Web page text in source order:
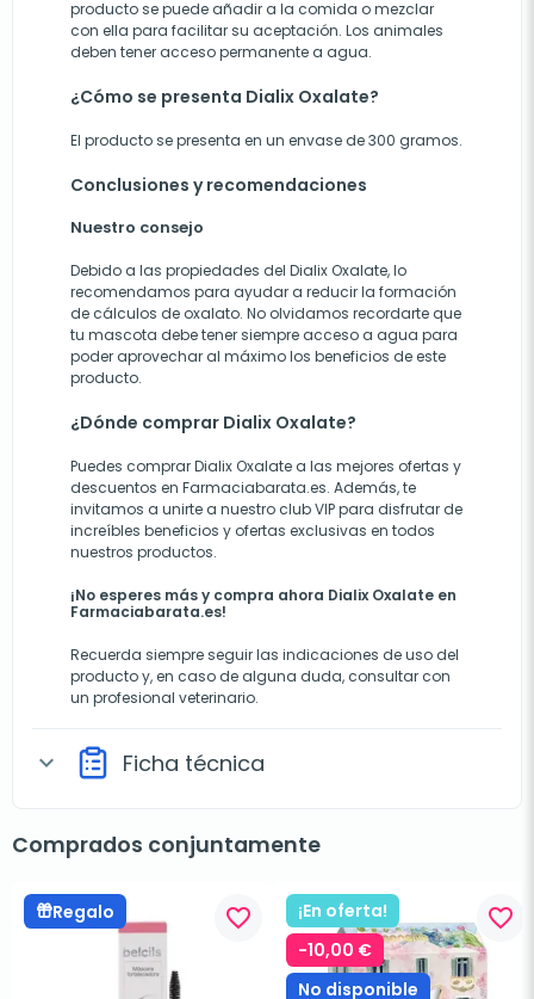
producto se puede añadir a la comida o mezclar
con ella para facilitar su aceptación. Los animales
deben tener acceso permanente a agua.
¿Cómo se presenta Dialix Oxalate?
El producto se presenta en un envase de 300 gramos.
Conclusiones y recomendaciones
Nuestro consejo
Debido a las propiedades del Dialix Oxalate, lo
recomendamos para ayudar a reducir la formación
de cálculos de oxalato. No olvidamos recordarte que
tu mascota debe tener siempre acceso a agua para
poder aprovechar al máximo los beneficios de este
producto.
¿Dónde comprar Dialix Oxalate?
Puedes comprar Dialix Oxalate a las mejores ofertas y
descuentos en Farmaciabarata.es. Además, te
invitamos a unirte a nuestro club VIP para disfrutar de
increíbles beneficios y ofertas exclusivas en todos
nuestros productos.
¡No esperes más y compra ahora Dialix Oxalate en
Farmaciabarata.es!
Recuerda siempre seguir las indicaciones de uso del
producto y, en caso de alguna duda, consultar con
un profesional veterinario.
expand_more Ficha técnica
Comprados conjuntamente
Regalo favorite_border
¡En oferta!
-10,00 €
No disponible
favorite_border